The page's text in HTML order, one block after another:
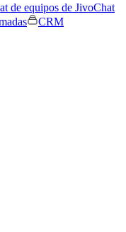
de equipos de JivoChat
CRM